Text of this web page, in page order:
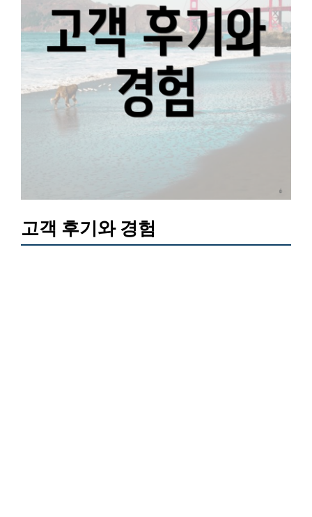
고객 후기와 경험